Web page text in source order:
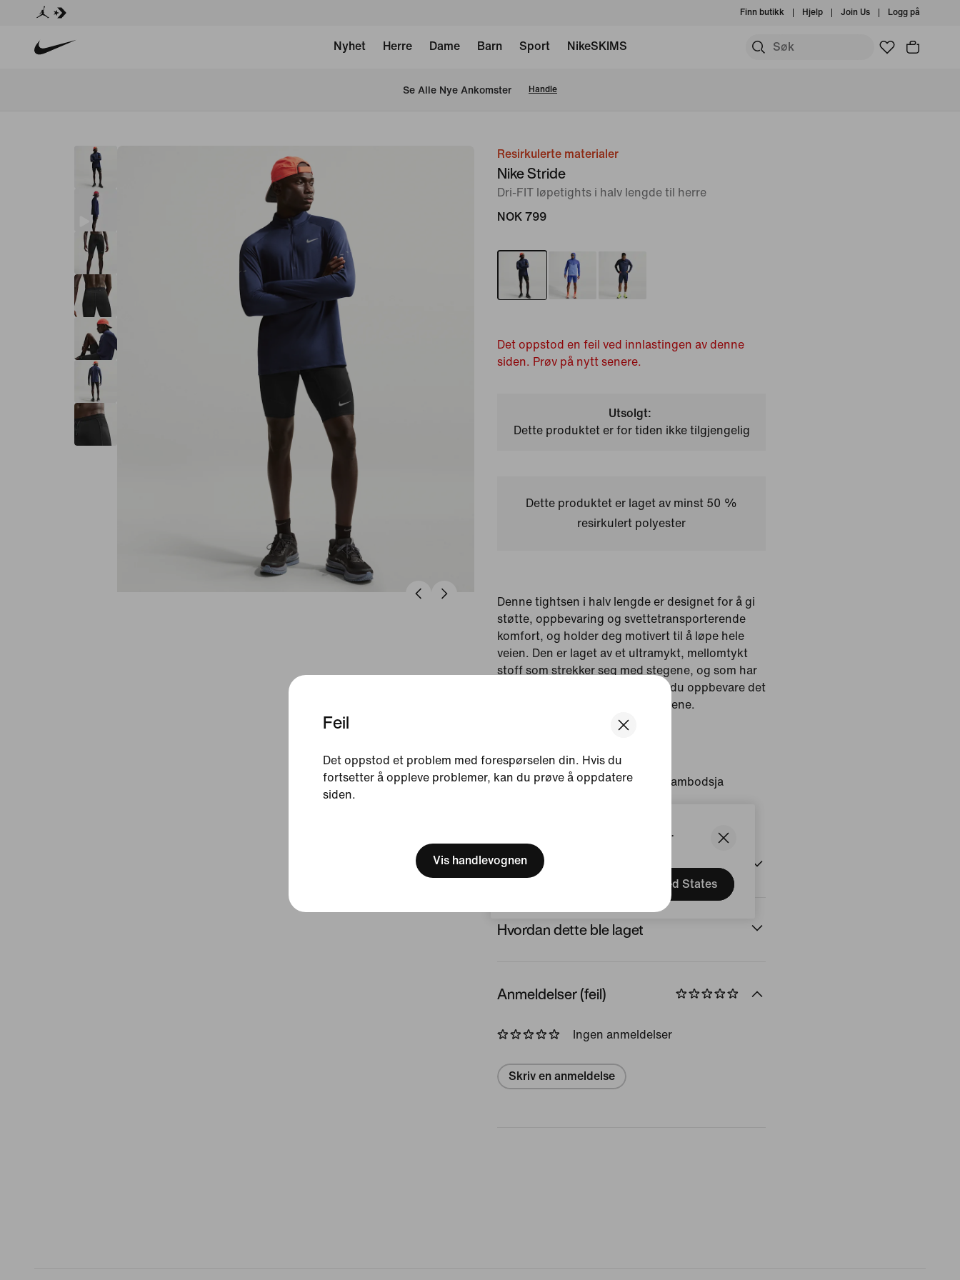
We think you are in United States.
Update your location?
United States
Feil
Det oppstod et problem med forespørselen din. Hvis du
fortsetter å oppleve problemer, kan du prøve å oppdatere
siden.
Vis handlevognen
Finn butikk Hjelp Join Us Logg på
Nyhet Herre Dame Barn Sport NikeSKIMS
Se Alle Nye Ankomster Handle
bildeResirkulerte materialer
Nike Stride
Dri-FIT løpetights i halv lengde til herre
NOK 799
Det oppstod en feil ved innlastingen av denne
siden. Prøv på nytt senere.
Utsolgt:
Dette produktet er for tiden ikke tilgjengelig
Dette produktet er laget av minst 50 %
resirkulert polyester
Denne tightsen i halv lengde er designet for å gi
støtte, oppbevaring og svettetransporterende
komfort, og holder deg motivert til å løpe hele
veien. Den er laget av et ultramykt, mellomtykt
stoff som strekker seg med stegene, og som har
et komfortabelt fôr. I tillegg kan du oppbevare det
du trenger i de forskjellige lommene.
Stil: IF2040-010
Opprinnelsesland/-region: Kambodsja
Størrelse og passform
Hvordan dette ble laget
Anmeldelser (feil)
Ingen anmeldelser
Skriv en anmeldelse